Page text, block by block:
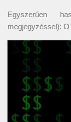
Egyszerűen
megjegyzéssel):